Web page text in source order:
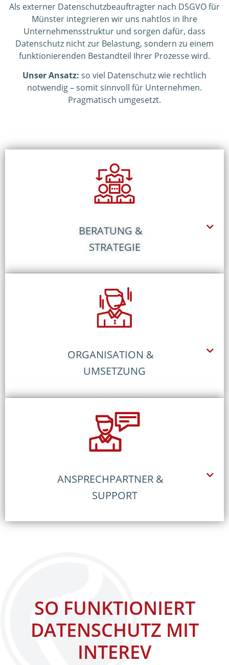
Als externer Datenschutzbeauftragter nach DSGVO für
Münster integrieren wir uns nahtlos in Ihre
Unternehmensstruktur und sorgen dafür, dass
Datenschutz nicht zur Belastung, sondern zu einem
funktionierenden Bestandteil Ihrer Prozesse wird.
Unser Ansatz: so viel Datenschutz wie rechtlich
notwendig – somit sinnvoll für Unternehmen.
Pragmatisch umgesetzt.
BERATUNG &
STRATEGIE
ORGANISATION &
UMSETZUNG
ANSPRECHPARTNER &
SUPPORT
SO FUNKTIONIERT
DATENSCHUTZ MIT
INTEREV